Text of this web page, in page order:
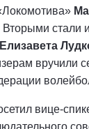
Вторыми стали
Елизавета
вручили
вице-